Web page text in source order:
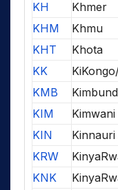
KH
Khmer
KHM
Khmu
KHT
Khota
KK
KMB
KIM
Kimwani
KIN
KRW
KNK